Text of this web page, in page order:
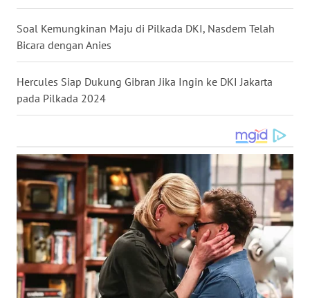
Soal Kemungkinan Maju di Pilkada DKI, Nasdem Telah
Bicara dengan Anies
Hercules Siap Dukung Gibran Jika Ingin ke DKI Jakarta
pada Pilkada 2024
WN
WN
BALI
WN
KALBAR
WN
KALTENG